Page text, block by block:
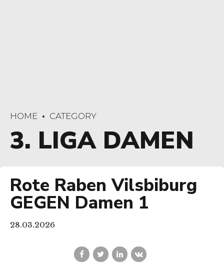
HOME CATEGORY
3. LIGA DAMEN
Rote Raben Vilsbiburg
GEGEN Damen 1
28.03.2026